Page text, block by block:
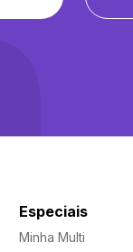
Especiais
Minha Multi